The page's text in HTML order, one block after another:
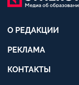
О РЕДАКЦИИ
РЕКЛАМА
КОНТАКТЫ